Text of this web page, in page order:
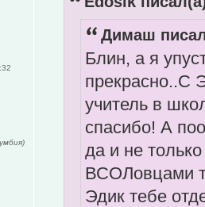
Димаш
Блин, а я
прекрасно..С
учитель в
спасибо! А
да и не
ВСОЛовцами
Эдик тебе